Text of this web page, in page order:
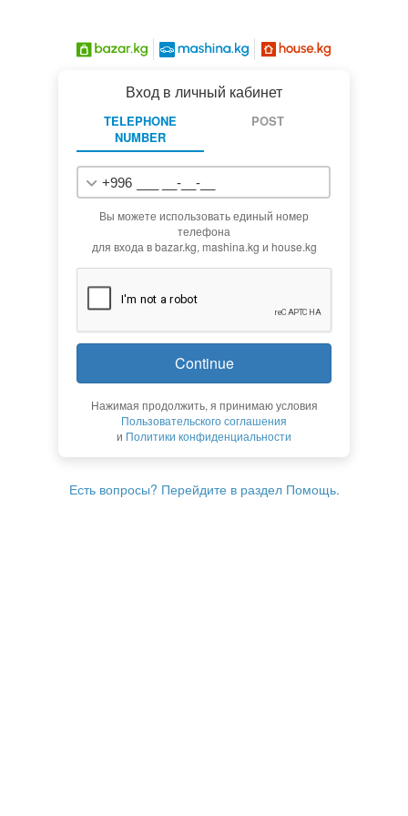
Вход в личный кабинет
TELEPHONE
NUMBER
POST
+996
Вы можете использовать единый номер
телефона
для входа в bazar.kg, mashina.kg и house.kg
Continue
Нажимая продолжить, я принимаю условия
Пользовательского соглашения
и Политики конфиденциальности
Есть вопросы? Перейдите в раздел Помощь.